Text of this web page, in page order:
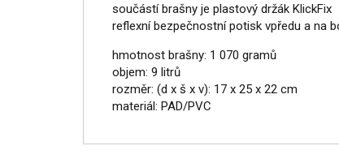
součástí brašny je plastový držák KlickFix
reflexní bezpečnostní potisk vpředu a na
hmotnost brašny: 1 070 gramů
objem: 9 litrů
rozměr: (d x š x v): 17 x 25 x 22 cm
materiál: PAD/PVC